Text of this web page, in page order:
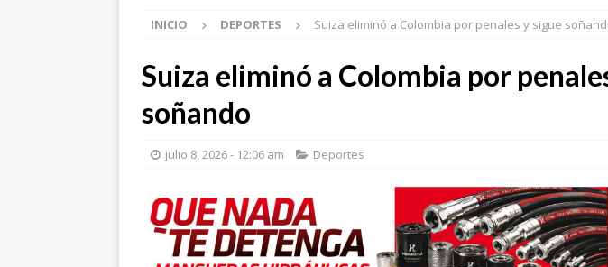
INICIO DEPORTES Suiza eliminó a Colombia por penales y sigue
Suiza eliminó a Colombia por
soñando
julio 8, 2026 - 12:06 am Deportes